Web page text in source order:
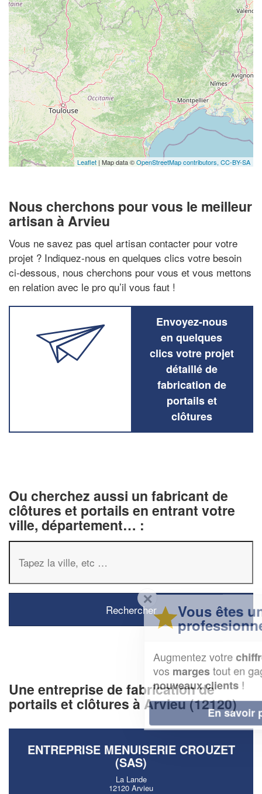
Leaflet | Map data ©OpenStreetMap contributors, CC-BY-SA
Nous cherchons pour vous le meilleur
artisan à Arvieu
Vous ne savez pas quel artisan contacter pour votre
projet ? Indiquez-nous en quelques clics votre besoin
ci-dessous, nous cherchons pour vous et vous mettons
en relation avec le pro qu’il vous faut !
Envoyez-nous
en quelques
clics votre projet
détaillé de
fabrication de
portails et
clôtures
Ou cherchez aussi un fabricant de
clôtures et portails en entrant votre
ville, département… :
Une entreprise de fabrication de
portails et clôtures à Arvieu (12120)
ENTREPRISE MENUISERIE CROUZET
(SAS)
La Lande
12120 Arvieu
✕
Vous êtes un
professionnel ?
Augmentez votrechiffre d'affaireset
tout en gagnant de
nouveaux clients!
En savoir plus